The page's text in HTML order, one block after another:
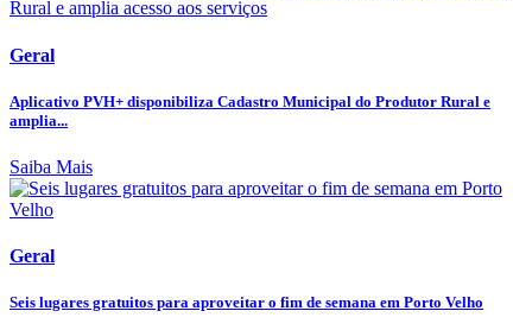
Geral
Aplicativo PVH+ disponibiliza Cadastro Municipal do Produtor Rural e
amplia...
Saiba Mais
Geral
Seis lugares gratuitos para aproveitar o fim de semana em Porto Velho